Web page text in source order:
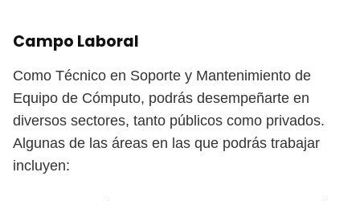
Campo Laboral
Como Técnico en Soporte y Mantenimiento de
Equipo de Cómputo, podrás desempeñarte en
diversos sectores, tanto públicos como privados.
Algunas de las áreas en las que podrás trabajar
incluyen: